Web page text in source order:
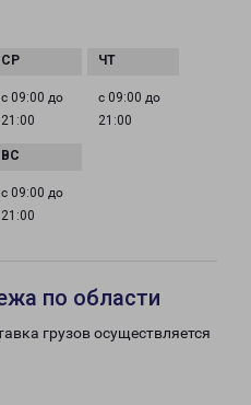
с 09:00 до
21:00
с 09:00 до
21:00
с 09:00 до
21:00
по области
грузов осуществляется